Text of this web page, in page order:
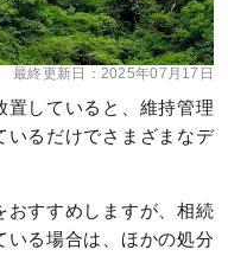
最終更新日： 2025年07月17日
置していると、維持管理
いるだけでさまざまなデ
おすすめしますが、相続
いる場合は、ほかの処分